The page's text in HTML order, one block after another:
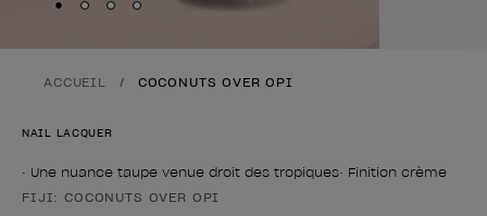
Skip to slide
Skip to slide2
Skip to slide3
Skip to slide4
ACCUEIL COCONUTS OVER OPI
NAIL LACQUER
• Une nuance taupe venue droit des tropiques• Finition crème
Forme du produit
FIJI: COCONUTS OVER OPI